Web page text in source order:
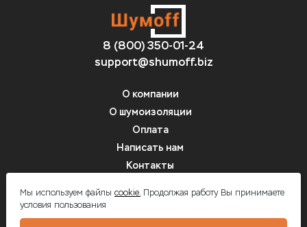
8 (800) 350-01-24
support@shumoff.biz
О компании
О шумоизоляции
Оплата
Написать нам
Контакты
Шумоff - шумоизоляция автомобилей
Мы используем файлы cookie.Продолжая работу Вы принимаете
условия пользования